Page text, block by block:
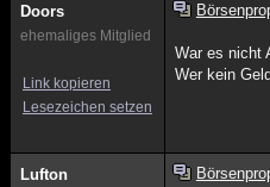
Doors
ehemaliges Mitglied
Link kopieren
Lesezeichen setzen
War es nicht
Wer kein
Lufton